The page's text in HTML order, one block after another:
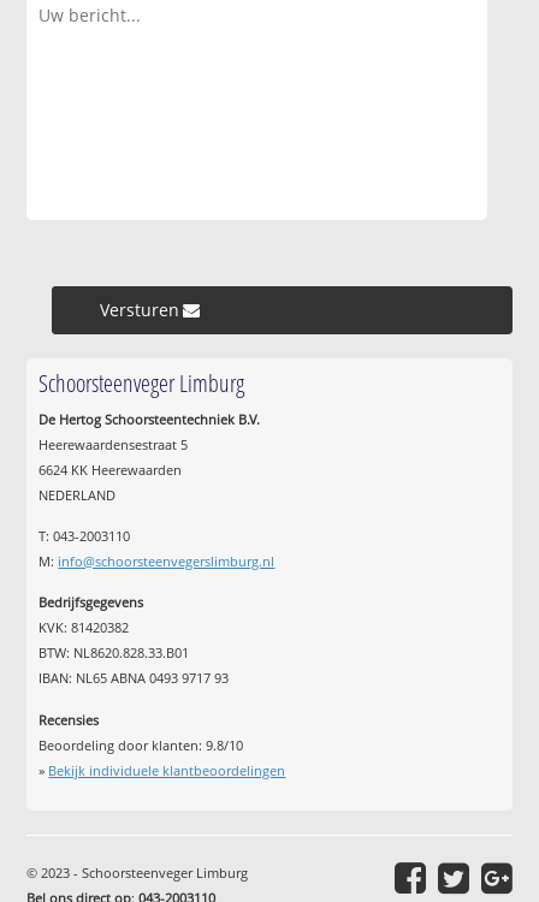
Versturen »
Schoorsteenveger Limburg
De Hertog Schoorsteentechniek B.V.
Heerewaardensestraat 5
6624 KK Heerewaarden
NEDERLAND
T: 043-2003110
M: info@schoorsteenvegerslimburg.nl
Bedrijfsgegevens
KVK: 81420382
BTW: NL8620.828.33.B01
IBAN: NL65 ABNA 0493 9717 93
Recensies
Beoordeling door klanten:9.8/10
» Bekijk individuele klantbeoordelingen
© 2023 - Schoorsteenveger Limburg
Bel ons direct op:043-2003110